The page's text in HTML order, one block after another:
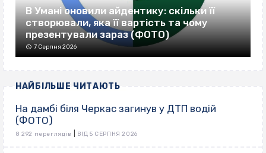
В Умані оновили айдентику: скільки її
створювали, яка її вартість та чому
презентували зараз (ФОТО)
7 Серпня 2026
НАЙБІЛЬШЕ ЧИТАЮТЬ
На дамбі біля Черкас загинув у ДТП водій
(ФОТО)
8 292 переглядів ВІД 5 СЕРПНЯ 2026